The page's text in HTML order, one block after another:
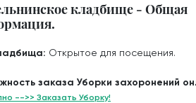
кладбище - Общая
Открытое для посещения.
заказа Уборки захоронений
-->> Заказать Уборку!